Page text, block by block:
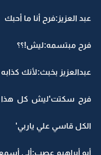
عبد العزيز:فرح أنا ما أحبك
فرح مبتسمه:ليش!؟؟
عبدالعزيز بخبث:لأنك كذابه
فرح سكتت'ليش كل
الكل قاسي علي ياربي'
أبو أبراهيم عصب:ألي